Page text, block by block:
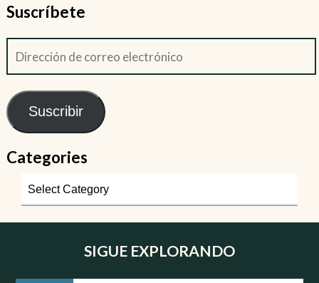
Suscríbete
Suscribir
Categories
SIGUE EXPLORANDO